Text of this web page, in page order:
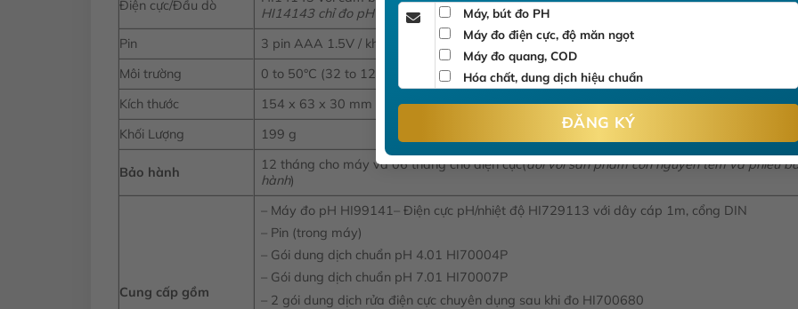
Máy, bút đo PH
Máy đo điện cực, độ măn ngọt
Máy đo quang, COD
Hóa chất, dung dịch hiệu chuẩn
Điện cực/Đầu dò
HI14143 chỉ đo pH từ 0 đến 12 và nhiệt độ từ 0 đến 50°C
Pin
3 pin AAA 1.5V / khoảng 1400 giờ sử dụng liên tục
Môi trường
0 to 50°C (32 to 122°F); RH max 100%
Kích thước
154 x 63 x 30 mm
Khối Lượng
199 g
Bảo hành 12 tháng cho máy và 06 tháng cho điện cực(đối với sản phẩm còn nguyên tem và phiếu
hành)
Cung cấp gồm
– Máy đo pH HI99141– Điện cực pH/nhiệt độ HI729113 với dây cáp 1m, cổng DIN
– Pin (trong máy)
– Gói dung dịch chuẩn pH 4.01 HI70004P
– Gói dung dịch chuẩn pH 7.01 HI70007P
– 2 gói dung dịch rửa điện cực chuyên dụng sau khi đo HI700680